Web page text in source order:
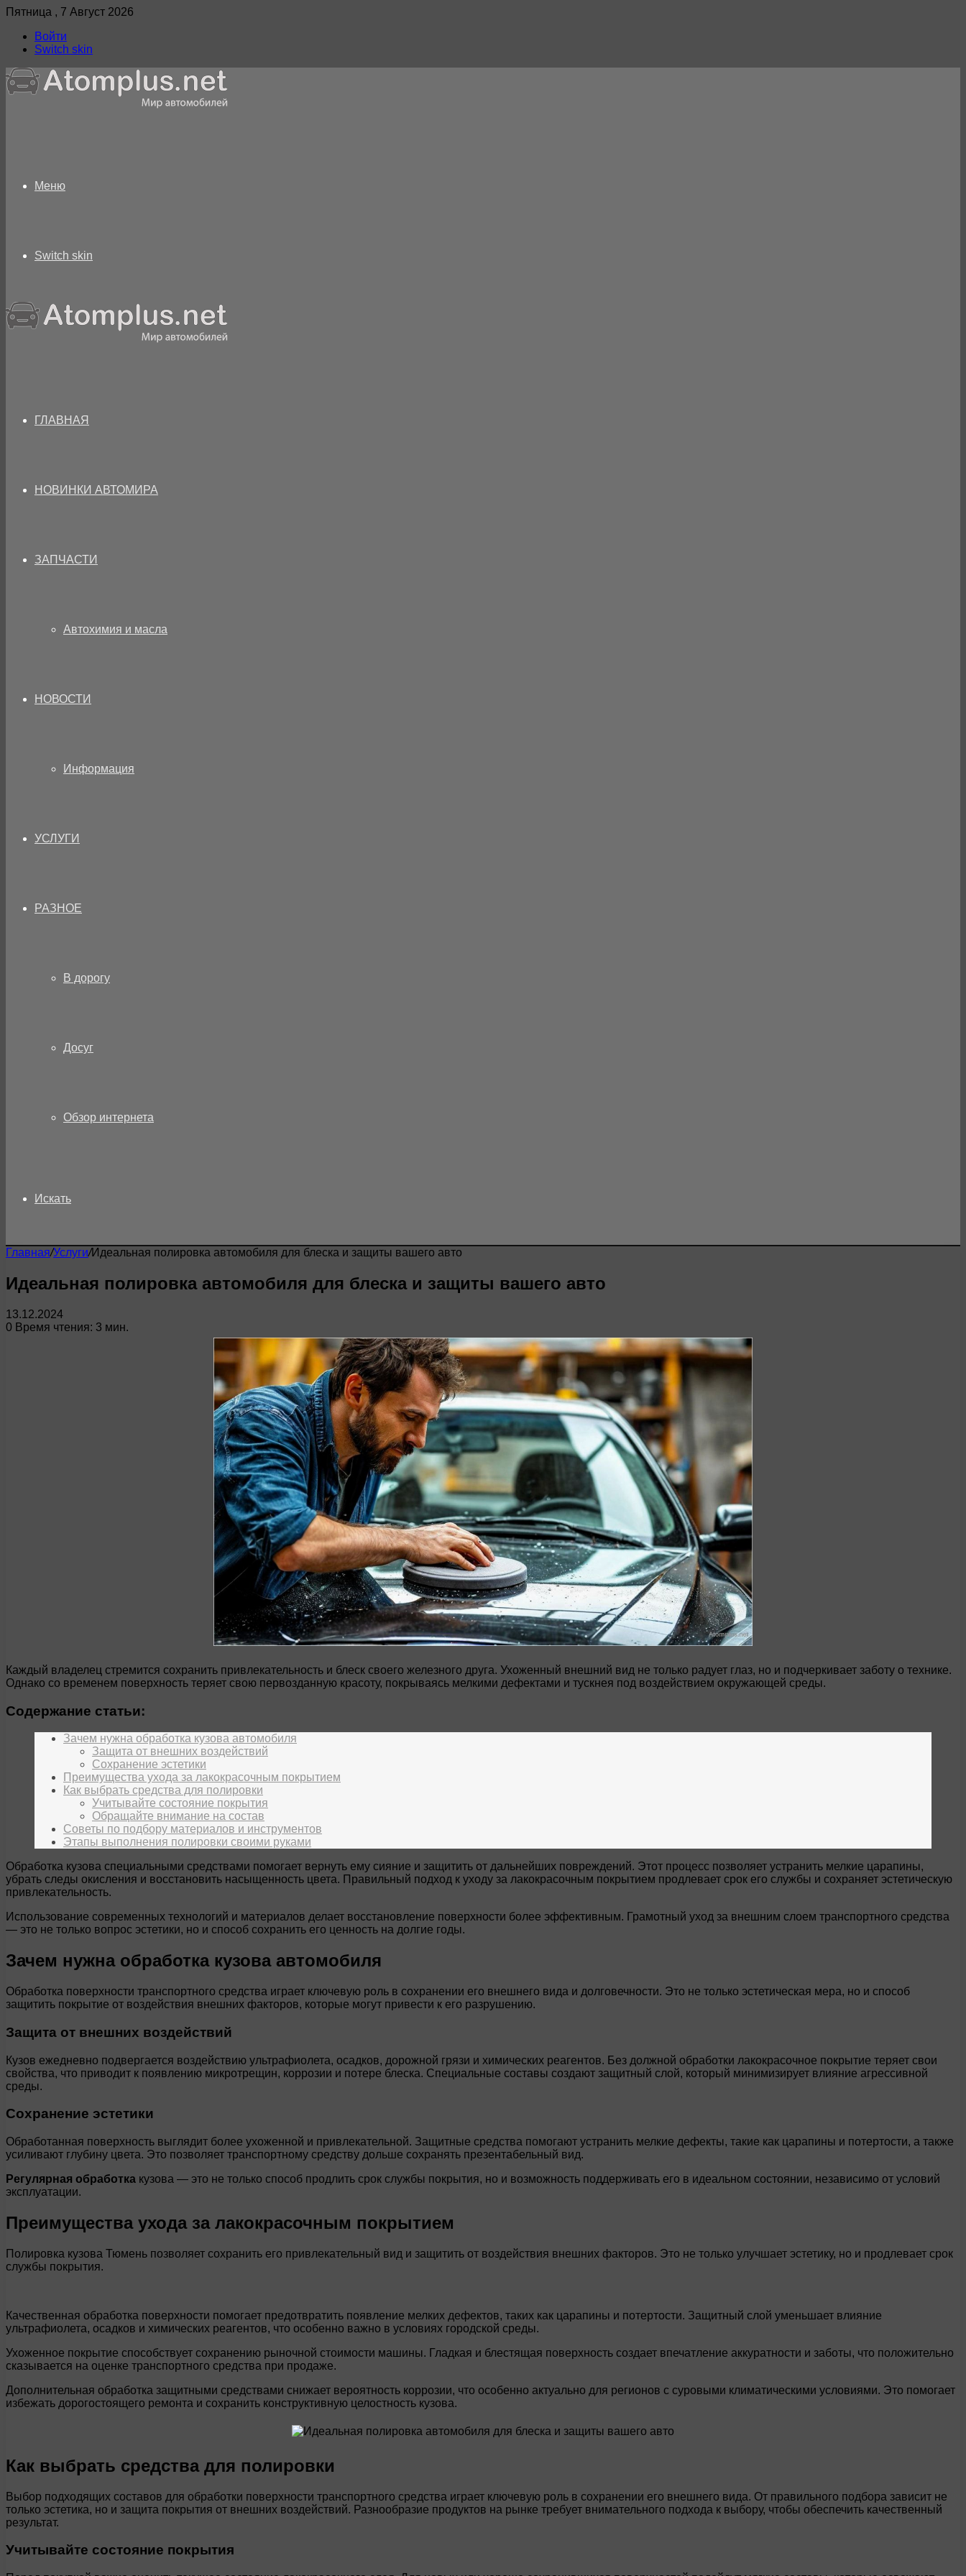
Пятница , 7 Август 2026
Войти
Switch skin
Меню
Switch skin
ГЛАВНАЯ
НОВИНКИ АВТОМИРА
ЗАПЧАСТИ
Автохимия и масла
НОВОСТИ
Информация
УСЛУГИ
РАЗНОЕ
В дорогу
Досуг
Обзор интернета
Искать
Главная/Услуги/Идеальная полировка автомобиля для блеска и защиты вашего авто
Идеальная полировка автомобиля для блеска и защиты вашего авто
13.12.2024
0 Время чтения: 3 мин.
Каждый владелец стремится сохранить привлекательность и блеск своего железного друга. Ухоженный внешний вид не только радует глаз, но и подчеркивает заботу о технике.
Однако со временем поверхность теряет свою первозданную красоту, покрываясь мелкими дефектами и тускнея под воздействием окружающей среды.
Содержание статьи:
Зачем нужна обработка кузова автомобиля
Защита от внешних воздействий
Сохранение эстетики
Преимущества ухода за лакокрасочным покрытием
Как выбрать средства для полировки
Учитывайте состояние покрытия
Обращайте внимание на состав
Советы по подбору материалов и инструментов
Этапы выполнения полировки своими руками
Обработка кузова специальными средствами помогает вернуть ему сияние и защитить от дальнейших повреждений. Этот процесс позволяет устранить мелкие царапины,
убрать следы окисления и восстановить насыщенность цвета. Правильный подход к уходу за лакокрасочным покрытием продлевает срок его службы и сохраняет эстетическую
привлекательность.
Использование современных технологий и материалов делает восстановление поверхности более эффективным. Грамотный уход за внешним слоем транспортного средства
— это не только вопрос эстетики, но и способ сохранить его ценность на долгие годы.
Зачем нужна обработка кузова автомобиля
Обработка поверхности транспортного средства играет ключевую роль в сохранении его внешнего вида и долговечности. Это не только эстетическая мера, но и способ
защитить покрытие от воздействия внешних факторов, которые могут привести к его разрушению.
Защита от внешних воздействий
Кузов ежедневно подвергается воздействию ультрафиолета, осадков, дорожной грязи и химических реагентов. Без должной обработки лакокрасочное покрытие теряет свои
свойства, что приводит к появлению микротрещин, коррозии и потере блеска. Специальные составы создают защитный слой, который минимизирует влияние агрессивной
среды.
Сохранение эстетики
Обработанная поверхность выглядит более ухоженной и привлекательной. Защитные средства помогают устранить мелкие дефекты, такие как царапины и потертости, а также
усиливают глубину цвета. Это позволяет транспортному средству дольше сохранять презентабельный вид.
Регулярная обработка кузова — это не только способ продлить срок службы покрытия, но и возможность поддерживать его в идеальном состоянии, независимо от условий
эксплуатации.
Преимущества ухода за лакокрасочным покрытием
Полировка кузова Тюмень позволяет сохранить его привлекательный вид и защитить от воздействия внешних факторов. Это не только улучшает эстетику, но и продлевает срок
службы покрытия.
Качественная обработка поверхности помогает предотвратить появление мелких дефектов, таких как царапины и потертости. Защитный слой уменьшает влияние
ультрафиолета, осадков и химических реагентов, что особенно важно в условиях городской среды.
Ухоженное покрытие способствует сохранению рыночной стоимости машины. Гладкая и блестящая поверхность создает впечатление аккуратности и заботы, что положительно
сказывается на оценке транспортного средства при продаже.
Дополнительная обработка защитными средствами снижает вероятность коррозии, что особенно актуально для регионов с суровыми климатическими условиями. Это помогает
избежать дорогостоящего ремонта и сохранить конструктивную целостность кузова.
Как выбрать средства для полировки
Выбор подходящих составов для обработки поверхности транспортного средства играет ключевую роль в сохранении его внешнего вида. От правильного подбора зависит не
только эстетика, но и защита покрытия от внешних воздействий. Разнообразие продуктов на рынке требует внимательного подхода к выбору, чтобы обеспечить качественный
результат.
Учитывайте состояние покрытия